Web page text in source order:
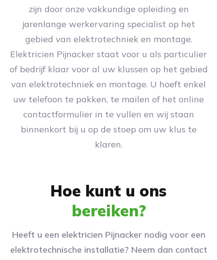
zijn door onze vakkundige opleiding en
jarenlange werkervaring specialist op het
gebied van elektrotechniek en montage.
Elektricien Pijnacker staat voor u als particulier
of bedrijf klaar voor al uw klussen op het gebied
van elektrotechniek en montage. U hoeft enkel
uw telefoon te pakken, te mailen of het online
contactformulier in te vullen en wij staan
binnenkort bij u op de stoep om uw klus te
klaren.
Hoe kunt u ons
bereiken?
Heeft u een elektricien Pijnacker nodig voor een
elektrotechnische installatie? Neem dan contact